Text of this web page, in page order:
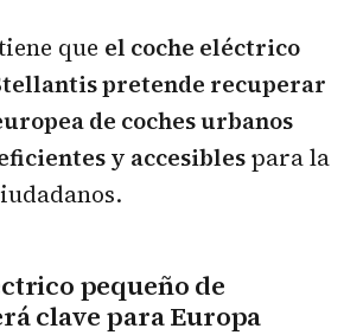
que el coche eléctrico
pretende recuperar
de coches urbanos
y accesiblespara la
pequeño de
clave para Europa